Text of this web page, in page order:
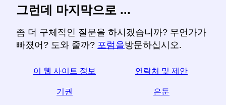
그런데 마지막으로 ...
좀 더 구체적인 질문을 하시겠습니까? 무언가가
빠졌어? 도와 줄까? 포럼을방문하십시오.
이 웹 사이트 정보 연락처 및 제안
기권 은둔